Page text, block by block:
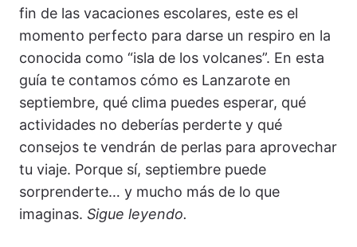
fin de las vacaciones escolares, este es el
momento perfecto para darse un respiro en la
conocida como “isla de los volcanes”. En esta
guía te contamos cómo es Lanzarote en
septiembre, qué clima puedes esperar, qué
actividades no deberías perderte y qué
consejos te vendrán de perlas para aprovechar
tu viaje. Porque sí, septiembre puede
sorprenderte… y mucho más de lo que
imaginas. Sigue leyendo.